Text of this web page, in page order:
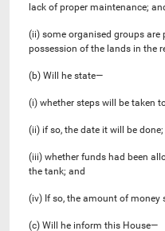
lack of proper maintenance;
(ii) some organised groups
possession of the lands in the
(b) Will he state—
(i) whether steps will be taken
(ii) if so, the date it will be done;
(iii) whether funds had been
the tank; and
(iv) If so, the amount of money
(c) Will he inform this House—